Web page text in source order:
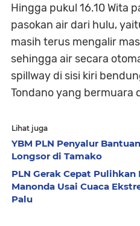
Hingga pukul 16.10 Wita
pasokan air dari hulu,
masih terus mengalir
sehingga air secara
spillway di sisi kiri
Tondano yang bermuara
Lihat juga
YBM PLN Penyalur
Longsor di Tamako
PLN Gerak Cepat
Manonda Usai Cuaca
Palu